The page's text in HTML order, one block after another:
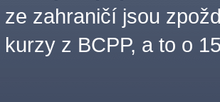
ze zahraničí jsou
kurzy z BCPP, a to o